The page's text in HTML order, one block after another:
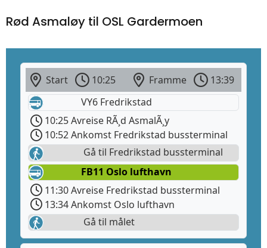
Rød Asmaløy til OSL Gardermoen
Start 10:25 Framme
13:39
VY6 Fredrikstad
10:25 Avreise RÃ¸d AsmalÃ¸y
10:52 Ankomst Fredrikstad bussterminal
Gå til Fredrikstad bussterminal
FB11 Oslo lufthavn
11:30 Avreise Fredrikstad bussterminal
13:34 Ankomst Oslo lufthavn
Gå til målet